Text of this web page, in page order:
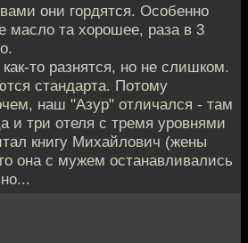
они гордятся. Особенно
масло та хорошее, раза в 3
то разнятся, но не слишком.
стандарта. Потому
наш "Азур" отличался - там
и три отеля с тремя уровнями
книгу Михайлович (жены
она с мужем останавливались